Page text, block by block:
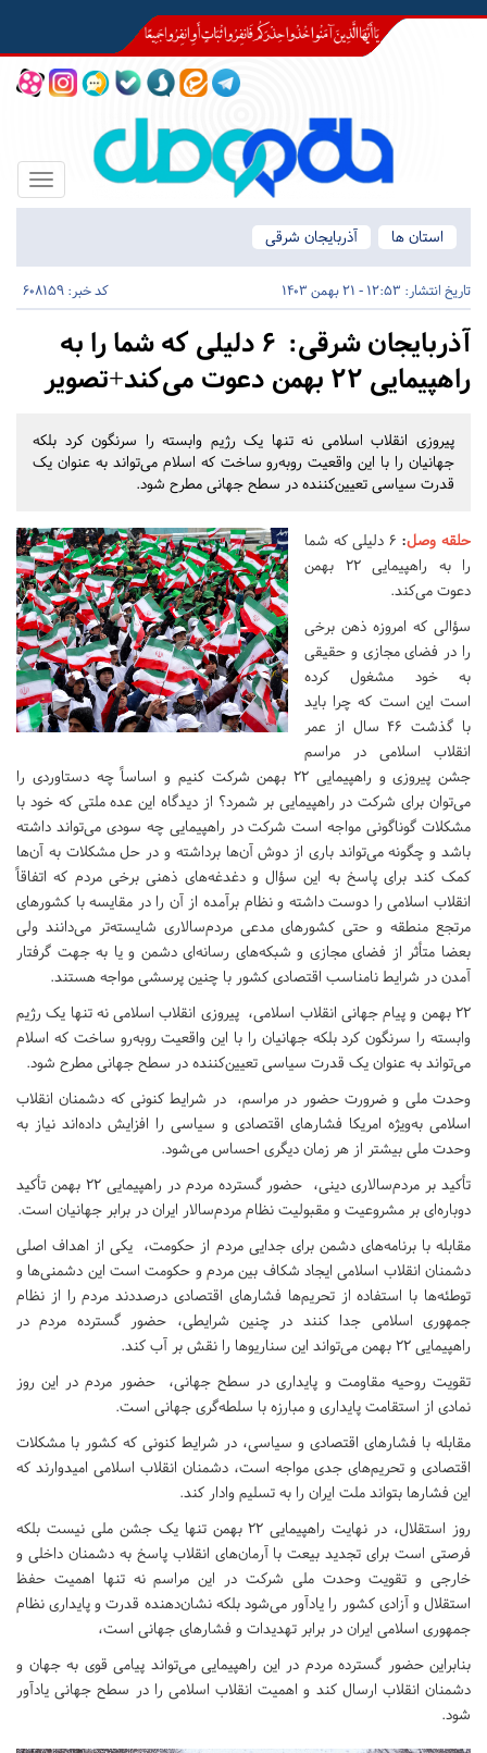
Toggle
استان ها
آذربایجان شرقی
تاریخ انتشار: 12:53 - 21 بهمن 1403 کد خبر: 608159
آذربایجان شرقی:
۶ دلیلی که شما را به
راهپیمایی ۲۲ بهمن دعوت می‌کند+تصویر
پیروزی انقلاب اسلامی نه تنها یک رژیم وابسته را سرنگون کرد بلکه
جهانیان را با این واقعیت روبه‌رو ساخت که اسلام می‌تواند به عنوان یک
قدرت سیاسی تعیین‌کننده در سطح جهانی مطرح شود.
حلقه وصل:
۶ دلیلی که شما
را به راهپیمایی ۲۲ بهمن
دعوت می‌کند.
سؤالی که امروزه ذهن برخی
را در فضای مجازی و حقیقی
به خود مشغول کرده
است این است که چرا باید
با گذشت 46 سال از عمر
انقلاب اسلامی در مراسم
جشن پیروزی و راهپیمایی ۲۲ بهمن شرکت کنیم و اساساً چه دستاوردی را
می‌توان برای شرکت در راهپیمایی بر شمرد؟ از دیدگاه این عده ملتی که خود با
مشکلات گوناگونی مواجه است شرکت در راهپیمایی چه سودی می‌تواند داشته
باشد و چگونه می‌تواند باری از دوش آن‌ها برداشته و در حل مشکلات به آن‌ها
کمک کند برای پاسخ به این سؤال و دغدغه‌های ذهنی برخی مردم که اتفاقاً
انقلاب اسلامی را دوست داشته و نظام برآمده از آن را در مقایسه با کشور‌های
مرتجع منطقه و حتی کشور‌های مدعی مردم‌سالاری شایسته‌تر می‌دانند ولی
بعضا متأثر از فضای مجازی و شبکه‌های رسانه‌ای دشمن و یا به جهت گرفتار
آمدن در شرایط نامناسب اقتصادی کشور با چنین پرسشی مواجه هستند.
۲۲ بهمن و پیام جهانی انقلاب اسلامی، پیروزی انقلاب اسلامی نه تنها یک رژیم
وابسته را سرنگون کرد بلکه جهانیان را با این واقعیت روبه‌رو ساخت که اسلام
می‌تواند به عنوان یک قدرت سیاسی تعیین‌کننده در سطح جهانی مطرح شود.
وحدت ملی و ضرورت حضور در مراسم، در شرایط کنونی که دشمنان انقلاب
اسلامی به‌ویژه امریکا فشارهای اقتصادی و سیاسی را افزایش داده‌اند نیاز به
وحدت ملی بیشتر از هر زمان دیگری احساس می‌شود.
تأکید بر مردم‌سالاری دینی، حضور گسترده مردم در راهپیمایی ۲۲ بهمن تأکید
دوباره‌ای بر مشروعیت و مقبولیت نظام مردم‌سالار ایران در برابر جهانیان است.
مقابله با برنامه‌های دشمن برای جدایی مردم از حکومت، یکی از اهداف اصلی
دشمنان انقلاب اسلامی ایجاد شکاف بین مردم و حکومت است این دشمنی‌ها و
توطئه‌ها با استفاده از تحریم‌ها فشارهای اقتصادی درصددند مردم را از نظام
جمهوری اسلامی جدا کنند در چنین شرایطی، حضور گسترده مردم در
راهپیمایی ۲۲ بهمن می‌تواند این سناریوها را نقش بر آب کند.
تقویت روحیه مقاومت و پایداری در سطح جهانی، حضور مردم در این روز
نمادی از استقامت پایداری و مبارزه با سلطه‌گری جهانی است.
مقابله با فشارهای اقتصادی و سیاسی، در شرایط کنونی که کشور با مشکلات
اقتصادی و تحریم‌های جدی مواجه است، دشمنان انقلاب اسلامی امیدوارند که
این فشارها بتواند ملت ایران را به تسلیم وادار کند.
روز استقلال، در نهایت راهپیمایی ۲۲ بهمن تنها یک جشن ملی نیست بلکه
فرصتی است برای تجدید بیعت با آرمان‌های انقلاب پاسخ به دشمنان داخلی و
خارجی و تقویت وحدت ملی شرکت در این مراسم نه تنها اهمیت حفظ
استقلال و آزادی کشور را یادآور می‌شود بلکه نشان‌دهنده قدرت و پایداری نظام
جمهوری اسلامی ایران در برابر تهدیدات و فشارهای جهانی است،
بنابراین حضور گسترده مردم در این راهپیمایی می‌تواند پیامی قوی به جهان و
دشمنان انقلاب ارسال کند و اهمیت انقلاب اسلامی را در سطح جهانی یادآور
شود.